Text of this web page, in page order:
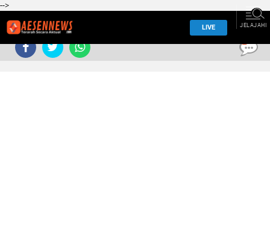
-->
LIVE JELAJAHI